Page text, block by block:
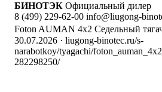
БИНОТЭК Официальный дилер
8 (499) 229-62-00 info@liugong-
Foton AUMAN 4x2 Седельный
30.07.2026 · liugong-binotec.ru/s-
narabotkoy/tyagachi/
282298250/